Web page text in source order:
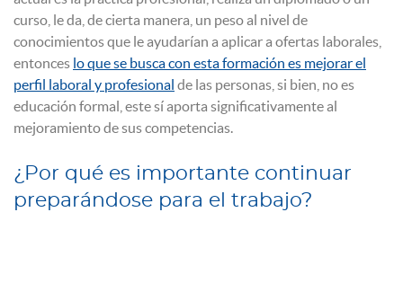
curso, le da, de cierta manera, un peso al nivel de
conocimientos que le ayudarían a aplicar a ofertas laborales,
entonces lo que se busca con esta formación es mejorar el
perfil laboral y profesional de las personas, si bien, no es
educación formal, este sí aporta significativamente al
mejoramiento de sus competencias.
¿Por qué es importante continuar
preparándose para el trabajo?